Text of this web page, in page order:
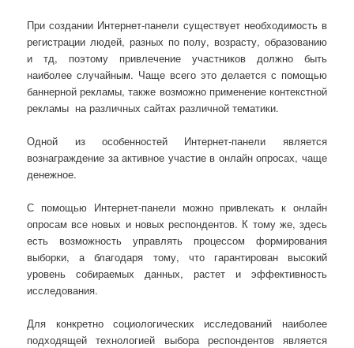
При создании Интернет-панели существует необходимость в
регистрации людей, разных по полу, возрасту, образованию
и тд, поэтому привлечение участников должно быть
наиболее случайным. Чаще всего это делается с помощью
баннерной рекламы, также возможно применение контекстной
рекламы на различных сайтах различной тематики.
Одной из особенностей Интернет-панели является
вознаграждение за активное участие в онлайн опросах, чаще
денежное.
С помощью Интернет-панели можно привлекать к онлайн
опросам все новых и новых респондентов. К тому же, здесь
есть возможность управлять процессом формирования
выборки, а благодаря тому, что гарантирован высокий
уровень собираемых данных, растет и эффективность
исследования.
Для конкретно социологических исследований наиболее
подходящей технологией выбора респондентов является